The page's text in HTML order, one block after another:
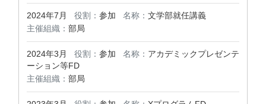
2024年7月 役割： 参加 名称： 文学部就任講義
主催組織： 部局
2024年3月 役割： 参加 名称： アカデミックプレゼンテ
ーション等FD
主催組織： 部局